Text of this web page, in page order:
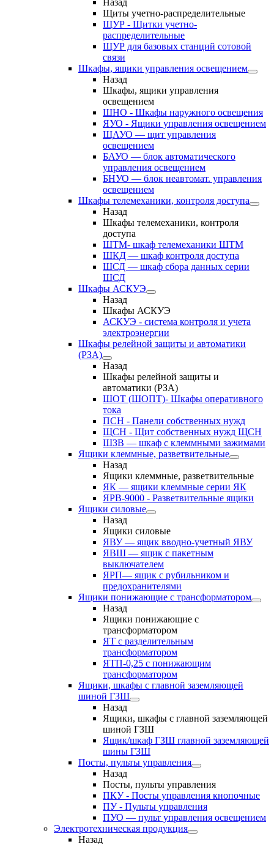
Назад
Щиты учетно-распределительные
ЩУР - Щитки учетно-
распределительные
ЩУР для базовых станций сотовой
связи
Шкафы, ящики управления освещением
Назад
Шкафы, ящики управления
освещением
ШНО - Шкафы наружного освещения
ЯУО - Ящики управления освещением
ЩАУО — щит управления
освещением
БАУО — блок автоматического
управления освещением
БНУО — блок неавтомат. управления
освещением
Шкафы телемеханики, контроля доступа
Назад
Шкафы телемеханики, контроля
доступа
ШТМ- шкаф телемеханики ШТМ
ШКД — шкаф контроля доступа
ШСД — шкаф сбора данных серии
ШСД
Шкафы АСКУЭ
Назад
Шкафы АСКУЭ
АСКУЭ - система контроля и учета
электроэнергии
Шкафы релейной защиты и автоматики
(РЗА)
Назад
Шкафы релейной защиты и
автоматики (РЗА)
ШОТ (ШОПТ)- Шкафы оперативного
тока
ПСН - Панели собственных нужд
ЩСН - Щит собственных нужд ЩСН
ШЗВ — шкаф с клеммными зажимами
Ящики клеммные, разветвительные
Назад
Ящики клеммные, разветвительные
ЯК — ящики клеммные серии ЯК
ЯРВ-9000 - Разветвительные ящики
Ящики силовые
Назад
Ящики силовые
ЯВУ — ящик вводно-учетный ЯВУ
ЯВШ — ящик с пакетным
выключателем
ЯРП— ящик с рубильником и
предохранителями
Ящики понижающие с трансформатором
Назад
Ящики понижающие с
трансформатором
ЯТ с разделительным
трансформатором
ЯТП-0,25 с понижающим
трансформатором
Ящики, шкафы с главной заземляющей
шиной ГЗШ
Назад
Ящики, шкафы с главной заземляющей
шиной ГЗШ
Ящик/шкаф ГЗШ главной заземляющей
шины ГЗШ
Посты, пульты управления
Назад
Посты, пульты управления
ПКУ - Посты управления кнопочные
ПУ - Пульты управления
ПУО — пульт управления освещением
Электротехническая продукция
Назад